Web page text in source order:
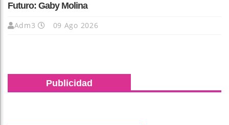
Futuro: Gaby Molina
Adm3 09 Ago 2026
Publicidad